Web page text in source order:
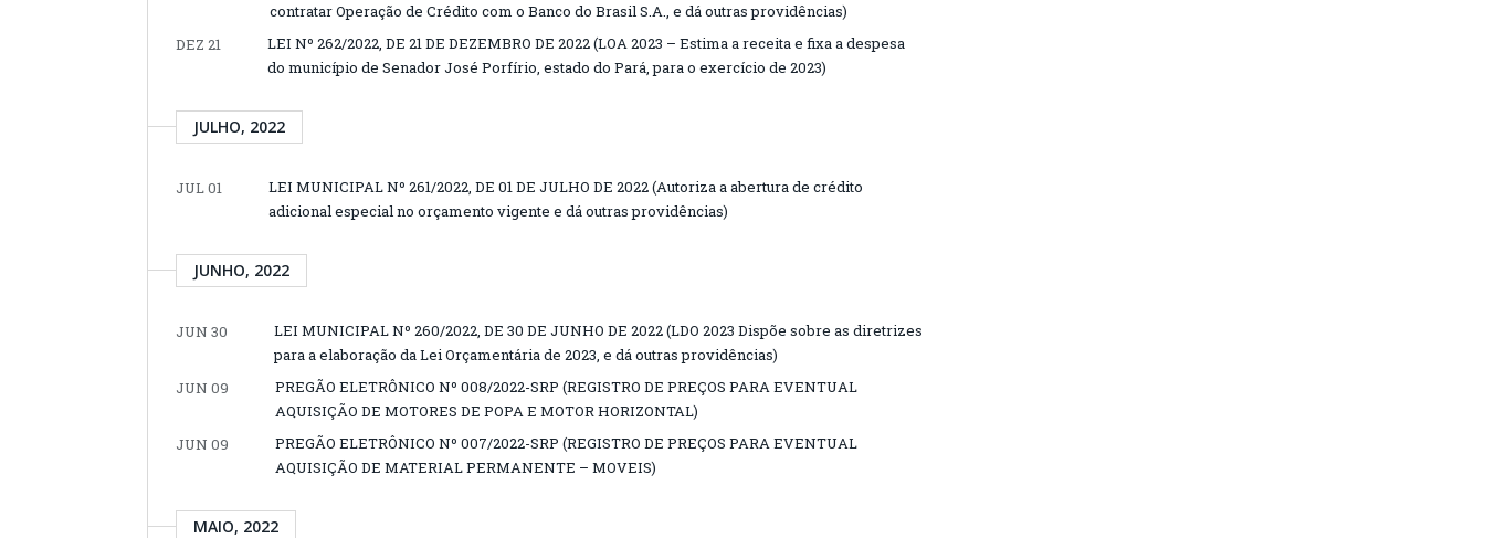
contratar Operação de Crédito com o Banco do Brasil S.A., e dá outras providências)
DEZ 21
LEI Nº 262/2022, DE 21 DE DEZEMBRO DE 2022 (LOA 2023 – Estima a receita e fixa a despesa
do município de Senador José Porfírio, estado do Pará, para o exercício de 2023)
JULHO, 2022
JUL 01
LEI MUNICIPAL Nº 261/2022, DE 01 DE JULHO DE 2022 (Autoriza a abertura de crédito
adicional especial no orçamento vigente e dá outras providências)
JUNHO, 2022
JUN 30
LEI MUNICIPAL Nº 260/2022, DE 30 DE JUNHO DE 2022 (LDO 2023 Dispõe sobre as diretrizes
para a elaboração da Lei Orçamentária de 2023, e dá outras providências)
JUN 09
PREGÃO ELETRÔNICO Nº 008/2022-SRP (REGISTRO DE PREÇOS PARA EVENTUAL
AQUISIÇÃO DE MOTORES DE POPA E MOTOR HORIZONTAL)
JUN 09
PREGÃO ELETRÔNICO Nº 007/2022-SRP (REGISTRO DE PREÇOS PARA EVENTUAL
AQUISIÇÃO DE MATERIAL PERMANENTE – MOVEIS)
MAIO, 2022